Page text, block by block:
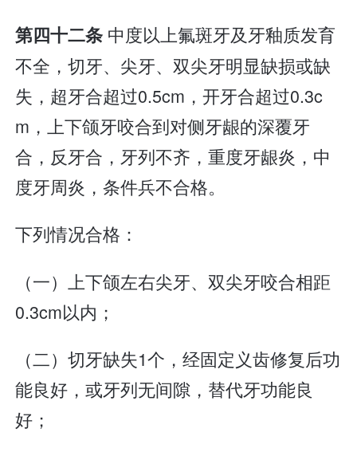
第四十二条 中度以上氟斑牙及牙釉质发育
不全，切牙、尖牙、双尖牙明显缺损或缺
失，超牙合超过0.5cm，开牙合超过0.3c
m，上下颌牙咬合到对侧牙龈的深覆牙
合，反牙合，牙列不齐，重度牙龈炎，中
度牙周炎，条件兵不合格。
下列情况合格：
（一）上下颌左右尖牙、双尖牙咬合相距
0.3cm以内；
（二）切牙缺失1个，经固定义齿修复后功
能良好，或牙列无间隙，替代牙功能良
好；